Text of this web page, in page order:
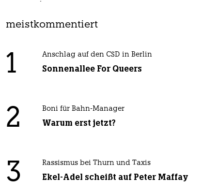
meistkommentiert
1 Anschlag auf den CSD in Berlin
Sonnenallee For Queers
2 Boni für Bahn-Manager
Warum erst jetzt?
3 Rassismus bei Thurn und Taxis
Ekel-Adel scheißt auf Peter Maffay